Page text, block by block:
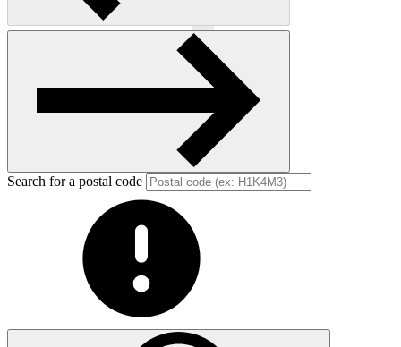
Previous
Search for a postal code